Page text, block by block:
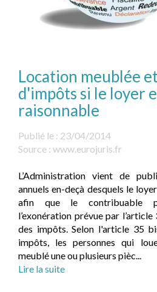
Location meublée
d'impôts si le loyer
raisonnable
Publié le : 23/04/2014
Source : www.eurojuris.fr
L’Administration vient de
annuels en-deçà desquels le
afin que le contribuable
l’exonération prévue par
des impôts. Selon l'article 35
impôts, les personnes qui
meublé une ou plusieurs pièc...
Lire la suite